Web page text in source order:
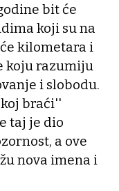
bit će
koji su na
kilometara i
koju razumiju
i slobodu.
braći''
taj je dio
a ove
nova imena i